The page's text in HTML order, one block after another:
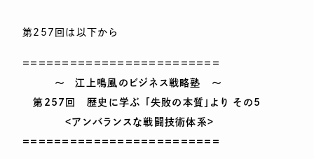
第257回は以下から
＝＝＝＝＝＝＝＝＝＝＝＝＝＝＝＝＝＝＝＝＝＝＝＝＝
～ 江上鳴風のビジネス戦略塾 ～
第257回 歴史に学ぶ 「失敗の本質」より その5
<アンバランスな戦闘技術体系>
＝＝＝＝＝＝＝＝＝＝＝＝＝＝＝＝＝＝＝＝＝＝＝＝＝